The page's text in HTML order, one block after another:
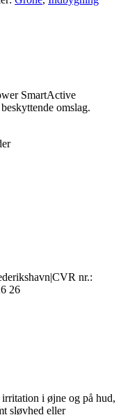
SmartActive
omslag.
|CVR nr.:
26
i øjne og på hud,
sløvhed eller